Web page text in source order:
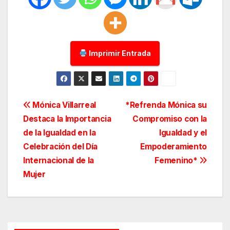
Imprimir Entrada
Navegación
de
entradas
*Refrenda Mónica su
Compromiso con la
Igualdad y el
Empoderamiento
Femenino*
Mónica Villarreal
Destaca la Importancia
de la Igualdad en la
Celebración del Día
Internacional de la
Mujer